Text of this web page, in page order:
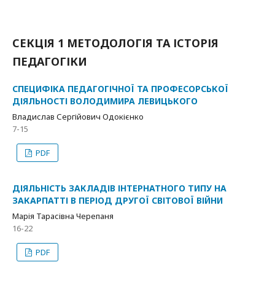
СЕКЦІЯ 1 МЕТОДОЛОГІЯ ТА ІСТОРІЯ
ПЕДАГОГІКИ
СПЕЦИФІКА ПЕДАГОГІЧНОЇ ТА ПРОФЕСОРСЬКОЇ
ДІЯЛЬНОСТІ ВОЛОДИМИРА ЛЕВИЦЬКОГО
Владислав Сергійович Одокієнко
7-15
PDF
ДІЯЛЬНІСТЬ ЗАКЛАДІВ ІНТЕРНАТНОГО ТИПУ НА
ЗАКАРПАТТІ В ПЕРІОД ДРУГОЇ СВІТОВОЇ ВІЙНИ
Марія Тарасівна Черепаня
16-22
PDF